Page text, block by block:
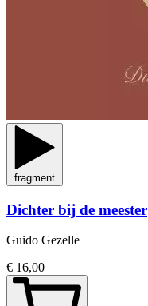
fragment
Dichter bij de meester
Guido Gezelle
€ 16,00